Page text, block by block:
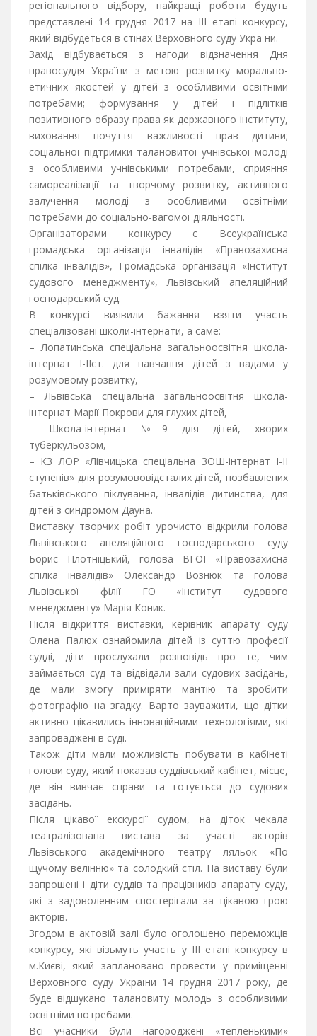
регіонального відбору, найкращі роботи будуть
представлені 14 грудня 2017 на III етапі конкурсу,
який відбудеться в стінах Верховного суду України.
Захід відбувається з нагоди відзначення Дня
правосуддя України з метою розвитку морально-
етичних якостей у дітей з особливими освітніми
потребами; формування у дітей і підлітків
позитивного образу права як державного інституту,
виховання почуття важливості прав дитини;
соціальної підтримки талановитої учнівської молоді
з особливими учнівськими потребами, сприяння
самореалізації та творчому розвитку, активного
залучення молоді з особливими освітніми
потребами до соціально-вагомої діяльності.
Організаторами конкурсу є Всеукраїнська
громадська організація інвалідів «Правозахисна
спілка інвалідів», Громадська організація «Інститут
судового менеджменту», Львівський апеляційний
господарський суд.
В конкурсі виявили бажання взяти участь
спеціалізовані школи-інтернати, а саме:
– Лопатинська спеціальна загальноосвітня школа-
інтернат І-ІІст. для навчання дітей з вадами у
розумовому розвитку,
– Львівська спеціальна загальноосвітня школа-
інтернат Марії Покрови для глухих дітей,
– Школа-інтернат №9 для дітей, хворих
туберкульозом,
– КЗ ЛОР «Лівчицька спеціальна ЗОШ-інтернат І-ІІ
ступенів» для розумововідсталих дітей, позбавлених
батьківського піклування, інвалідів дитинства, для
дітей з синдромом Дауна.
Виставку творчих робіт урочисто відкрили голова
Львівського апеляційного господарського суду
Борис Плотніцький, голова ВГОІ «Правозахисна
спілка інвалідів» Олександр Вознюк та голова
Львівської філії ГО «Інститут судового
менеджменту» Марія Коник.
Після відкриття виставки, керівник апарату суду
Олена Палюх ознайомила дітей із суттю професії
судді, діти прослухали розповідь про те, чим
займається суд та відвідали зали судових засідань,
де мали змогу приміряти мантію та зробити
фотографію на згадку. Варто зауважити, що дітки
активно цікавились інноваційними технологіями, які
запроваджені в суді.
Також діти мали можливість побувати в кабінеті
голови суду, який показав суддівський кабінет, місце,
де він вивчає справи та готується до судових
засідань.
Після цікавої екскурсії судом, на діток чекала
театралізована вистава за участі акторів
Львівського академічного театру ляльок «По
щучому велінню» та солодкий стіл. На виставу були
запрошені і діти суддів та працівників апарату суду,
які з задоволенням спостерігали за цікавою грою
акторів.
Згодом в актовій залі було оголошено переможців
конкурсу, які візьмуть участь у ІІІ етапі конкурсу в
м.Києві, який заплановано провести у приміщенні
Верховного суду України 14 грудня 2017 року, де
буде відшукано талановиту молодь з особливими
освітніми потребами.
Всі учасники були нагороджені «тепленькими»